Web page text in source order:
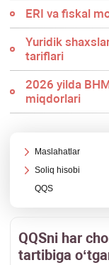
ERI va fiskal
Yuridik
tariflari
2026 yilda
miqdorlari
Maslahatlar
Soliq hisobi
QQS
QQSni har
tartibiga